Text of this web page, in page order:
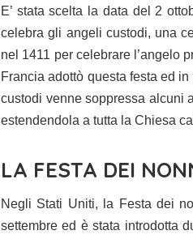
E’ stata scelta la data del 2
celebra gli angeli custodi, una
nel 1411 per celebrare l’angelo
Francia adottò questa festa ed
custodi venne soppressa alcuni
estendendola a tutta la Chiesa
LA FESTA DEI
Negli Stati Uniti, la Festa dei
settembre ed è stata introdotta